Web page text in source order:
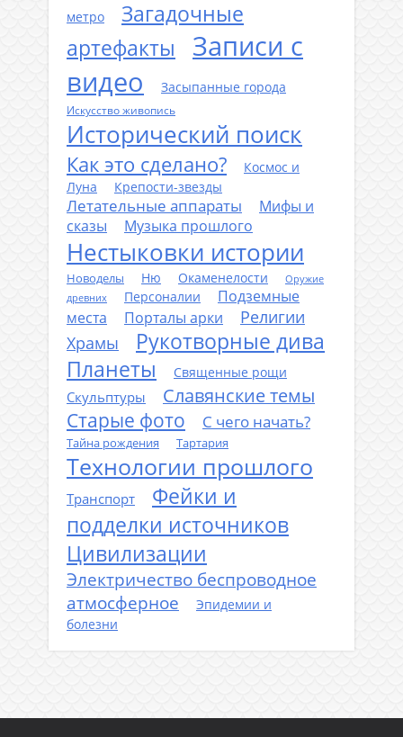
метро
Загадочные
артефакты
Записи с
видео
Засыпанные города
Искусство живопись
Исторический поиск
Как это сделано?
Космос и
Луна
Крепости-звезды
Летательные аппараты
Мифы и
сказы
Музыка прошлого
Нестыковки истории
Новоделы Ню Окаменелости
Оружие
древних
Персоналии
Подземные
места
Порталы арки
Религии
Храмы
Рукотворные дива
Планеты
Священные рощи
Скульптуры Славянские темы
Старые фото С чего начать?
Тайна рождения Тартария
Технологии прошлого
Транспорт
Фейки и
подделки источников
Цивилизации
Электричество беспроводное
атмосферное
Эпидемии и
болезни